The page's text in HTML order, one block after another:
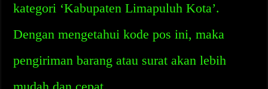
kategori ‘Kabupaten Limapuluh Kota’.
Dengan mengetahui kode pos ini, maka
pengiriman barang atau surat akan lebih